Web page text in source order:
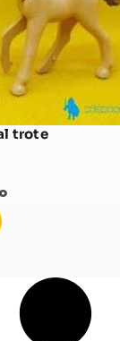
trote